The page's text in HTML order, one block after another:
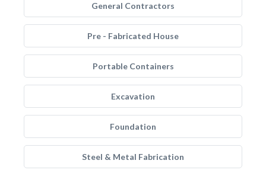
General Contractors
Pre - Fabricated House
Portable Containers
Excavation
Foundation
Steel & Metal Fabrication